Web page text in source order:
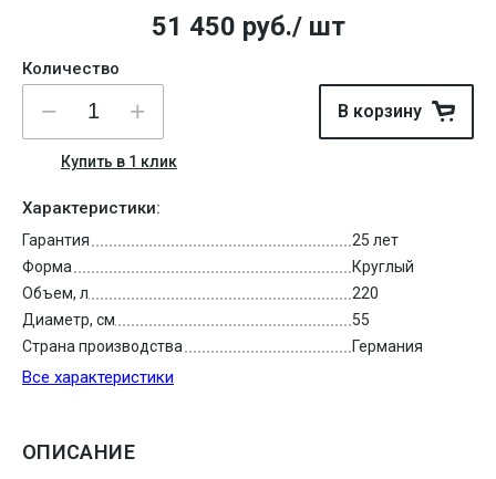
51 450 руб./ шт
Количество
В корзину
Купить в 1 клик
Характеристики:
Все характеристики
Гарантия
25 лет
Форма
Круглый
Объем, л
220
Диаметр, см
55
Страна производства
Германия
ОПИСАНИЕ